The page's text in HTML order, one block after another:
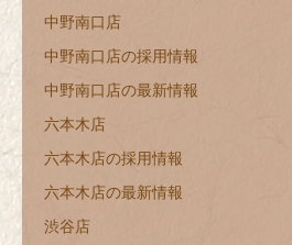
中野南口店
中野南口店の採用情報
中野南口店の最新情報
六本木店
六本木店の採用情報
六本木店の最新情報
渋谷店